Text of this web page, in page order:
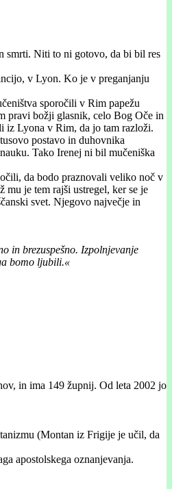
smrti. Niti to ni gotovo, da bi bil res
v Lyon. Ko je v preganjanju
sporočili v Rim papežu
pravi božji glasnik, celo Bog Oče in
iz Lyona v Rim, da jo tam razloži.
postavo in duhovnika
Tako Irenej ni bil mučeniška
da bodo praznovali veliko noč v
je tem rajši ustregel, ker se je
svet. Njegovo največje in
in brezuspešno. Izpolnjevanje
bomo ljubili.«
in ima 149 župnij. Od leta 2002 jo
(Montan iz Frigije je učil, da
apostolskega oznanjevanja.